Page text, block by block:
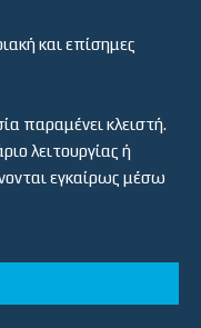
και επίσημες
παραμένει κλειστή.
λειτουργίας ή
εγκαίρως μέσω